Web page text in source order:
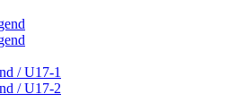
/ U17-1
/ U17-2